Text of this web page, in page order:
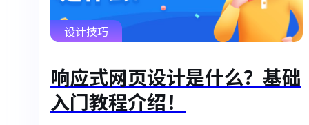
设计技巧
响应式网页设计是什么？基础
入门教程介绍！